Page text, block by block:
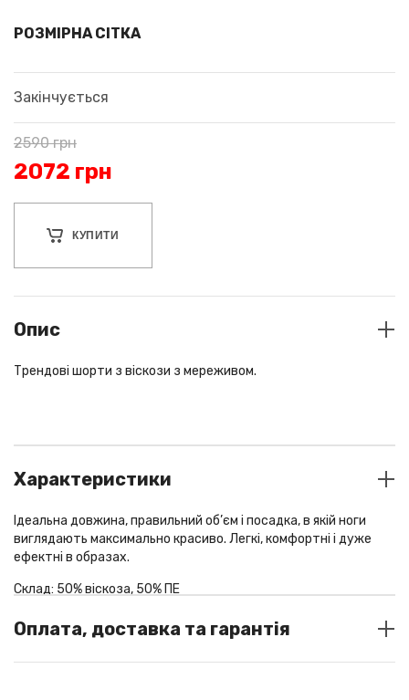
РОЗМІРНА СІТКА
Закінчується
2590грн
2072 грн
КУПИТИ
Опис
Трендові шорти з віскози з мереживом.
Характеристики
Ідеальна довжина, правильний об’єм і посадка, в якій ноги
виглядають максимально красиво. Легкі, комфортні і дуже
ефектні в образах.
Склад: 50% віскоза, 50% ПЕ
колір brown
Оплата, доставка та гарантія